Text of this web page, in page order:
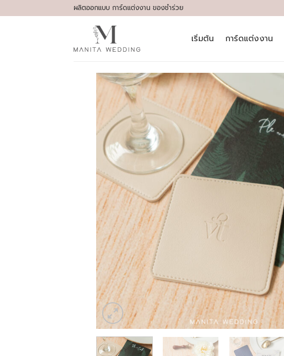
to
ผลิตออกแบบ การ์ดแต่งงาน ของชำร่วย
เริ่มต้น การ์ดแต่งงาน